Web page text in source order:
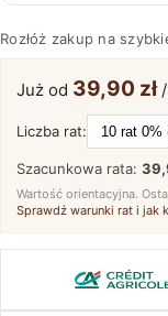
Rozłóż zakup na
Już od 39,90 zł/
Liczba rat:
Szacunkowa rata:
Wartość orientacyjna.
Sprawdź warunki rat i jak